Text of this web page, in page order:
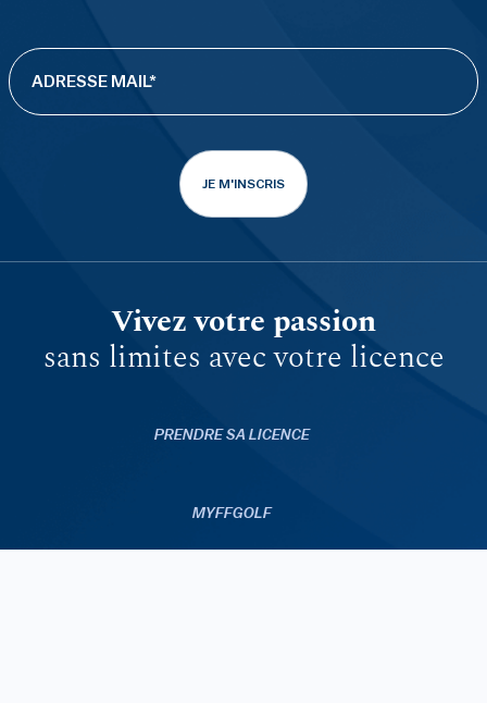
JE M'INSCRIS
Vivez votre passion
sans limites avec votre licence
PRENDRE SA LICENCE
MYFFGOLF